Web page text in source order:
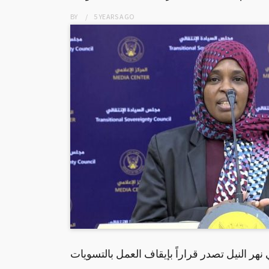
BY 5 YEARSAGO
نهر النيل تصدر قراراً بإيقاف العمل بالتسويات